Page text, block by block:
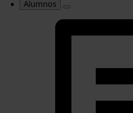
Alumnos